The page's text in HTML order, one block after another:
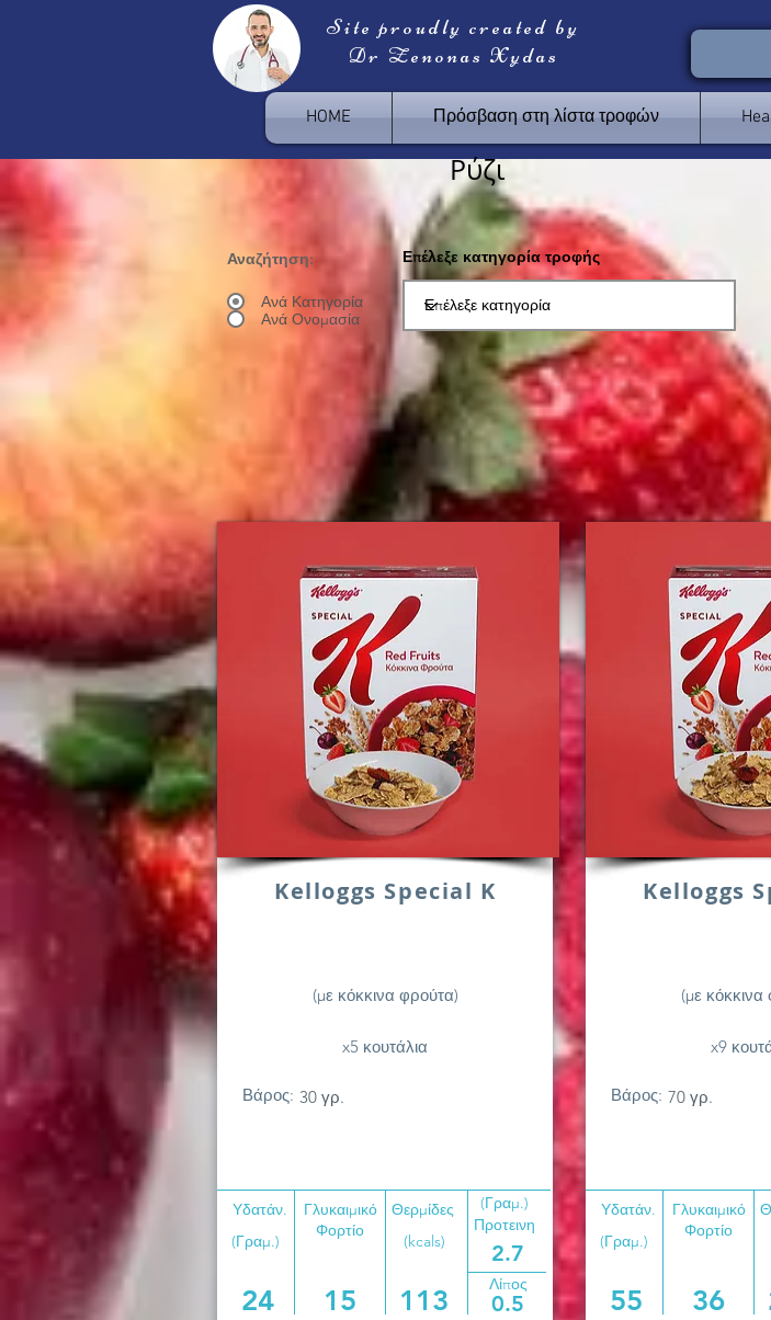
Site proudly created by
Dr Zenonas Xydas
HOME Πρόσβαση στη λίστα τροφών
Ρύζι
Επέλεξε κατηγορία τροφής
Αναζήτηση:
Ανά Κατηγορία
Ανά Ονομασία
Kelloggs Special K
(με κόκκινα φρούτα)
x5 κουτάλια
Βάρος: 30 γρ.
Υδατάν.
Γλυκαιμικό
Φορτίο
(Γραμ.)
Θερμίδες
(kcals)
Προτεινη
2.7
(Γραμ.)
24 15 113 Λίπος
0.5
Kelloggs
(με
x9
Βάρος: 70 γρ.
Υδατάν.
Γλυκαιμικό
Φορτίο
(Γραμ.)
55 36